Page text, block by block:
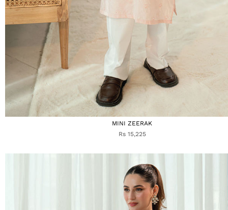
MINI ZEERAK
Rs 15,225